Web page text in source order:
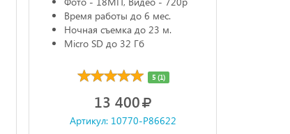
Время работы до 6 мес.
Ночная съемка до 23 м.
Micro SD до 32 Гб
5 (1)
13 400
Артикул: 10770-P86622